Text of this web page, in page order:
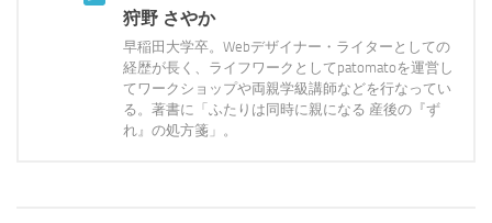
狩野 さやか
早稲田大学卒。Webデザイナー・ライターとしての
経歴が長く、ライフワークとしてpatomatoを運営し
てワークショップや両親学級講師などを行なってい
る。著書に「ふたりは同時に親になる 産後の『ず
れ』の処方箋」。